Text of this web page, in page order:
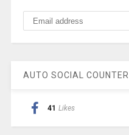
AUTO SOCIAL COUNTER
41 Likes